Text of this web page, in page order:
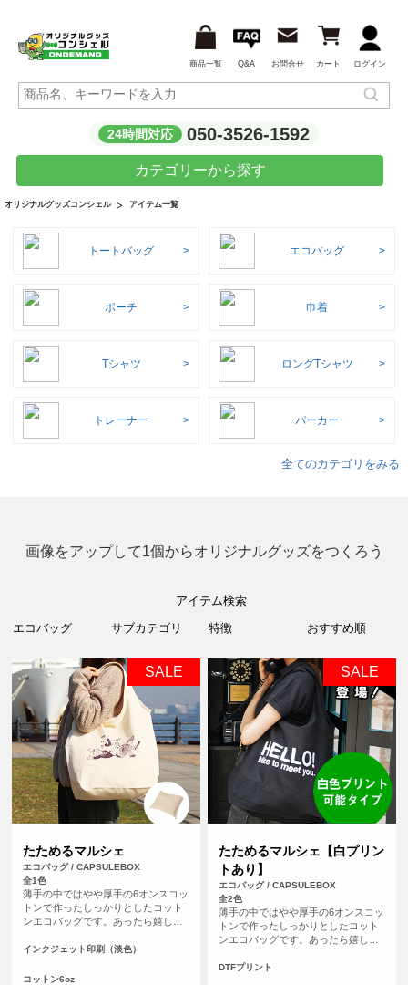
商品一覧 Q&A お問合せ カート ログイン
24時間対応 050-3526-1592
カテゴリーから探す
オリジナルグッズコンシェル アイテム一覧
トートバッグ エコバッグ
ポーチ 巾着
Tシャツ ロングTシャツ
トレーナー パーカー
全てのカテゴリをみる
画像をアップして1個からオリジナルグッズをつくろう
アイテム検索
SALE
たためるマルシェ
エコバッグ / CAPSULEBOX
全1色
薄手の中ではやや厚手の6オンスコッ
トンで作ったしっかりとしたコット
ンエコバッグです。あったら嬉しい
ケットに入れればコンパクトにする
り、とてもしっかりとしたエコバッ
インクジェット印刷（淡色）
コットン6oz
SALE
たためるマルシェ【白プリン
トあり】
エコバッグ / CAPSULEBOX
全2色
薄手の中ではやや厚手の6オンスコッ
トンで作ったしっかりとしたコット
ンエコバッグです。あったら嬉しい
ケットに入れればコンパクトにする
DTFプリント